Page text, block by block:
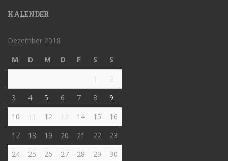
KALENDER
Dezember 2018
M
D M D F S
S
1
2
3
4 5 6 7 8
9
10
11 12 13 14 15
16
17
18 19 20 21 22
23
24
25 26 27 28 29
30